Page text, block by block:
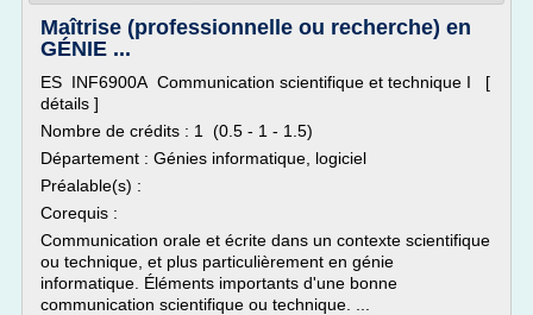
Maîtrise (professionnelle ou recherche) en
GÉNIE ...
ES INF6900A Communication scientifique et technique I [
détails ]
Nombre de crédits : 1 (0.5 - 1 - 1.5)
Département : Génies informatique, logiciel
Préalable(s) :
Corequis :
Communication orale et écrite dans un contexte scientifique
ou technique, et plus particulièrement en génie
informatique. Éléments importants d'une bonne
communication scientifique ou technique. ...